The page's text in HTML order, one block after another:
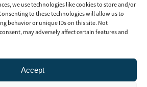
we use technologies like cookies to store and/or
to these technologies will allow us to
behavior or unique IDs on this site. Not
may adversely affect certain features and
Accept